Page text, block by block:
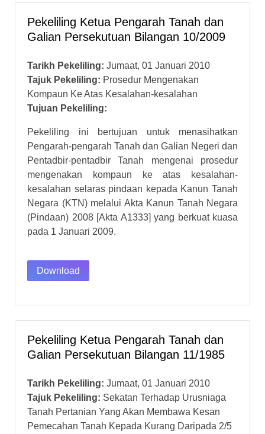
Pekeliling Ketua Pengarah Tanah dan
Galian Persekutuan Bilangan 10/2009
Tarikh Pekeliling: Jumaat, 01 Januari 2010
Tajuk Pekeliling: Prosedur Mengenakan
Kompaun Ke Atas Kesalahan-kesalahan
Tujuan Pekeliling:
Pekeliling ini bertujuan untuk menasihatkan
Pengarah-pengarah Tanah dan Galian Negeri dan
Pentadbir-pentadbir Tanah mengenai prosedur
mengenakan kompaun ke atas kesalahan-
kesalahan selaras pindaan kepada Kanun Tanah
Negara (KTN) melalui Akta Kanun Tanah Negara
(Pindaan) 2008 [Akta A1333] yang berkuat kuasa
pada 1 Januari 2009.
Download
Pekeliling Ketua Pengarah Tanah dan
Galian Persekutuan Bilangan 11/1985
Tarikh Pekeliling: Jumaat, 01 Januari 2010
Tajuk Pekeliling: Sekatan Terhadap Urusniaga
Tanah Pertanian Yang Akan Membawa Kesan
Pemecahan Tanah Kepada Kurang Daripada 2/5